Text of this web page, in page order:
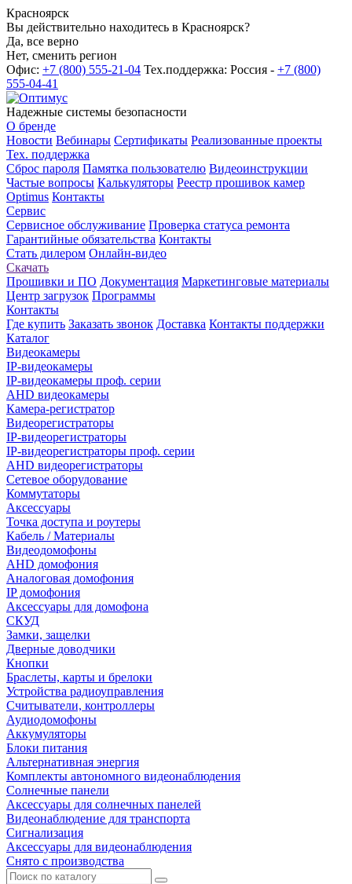
Красноярск
Вы действительно находитесь в Красноярск?
Да, все верно
Нет, сменить регион
Офис: +7 (800) 555-21-04 Тех.поддержка: Россия - +7 (800)
555-04-41
Надежные системы безопасности
О бренде
Новости Вебинары Сертификаты Реализованные проекты
Тех. поддержка
Сброс пароля Памятка пользователю Видеоинструкции
Частые вопросы Калькуляторы Реестр прошивок камер
Optimus Контакты
Сервис
Сервисное обслуживание Проверка статуса ремонта
Гарантийные обязательства Контакты
Стать дилером Онлайн-видео
Скачать
Прошивки и ПО Документация Маркетинговые материалы
Центр загрузок Программы
Контакты
Где купить Заказать звонок Доставка Контакты поддержки
Каталог
Видеокамеры
IP-видеокамеры
IP-видеокамеры проф. серии
AHD видеокамеры
Камера-регистратор
Видеорегистраторы
IP-видеорегистраторы
IP-видеорегистраторы проф. серии
AHD видеорегистраторы
Сетевое оборудование
Коммутаторы
Аксессуары
Точка доступа и роутеры
Кабель / Материалы
Видеодомофоны
AHD домофония
Аналоговая домофония
IP домофония
Аксессуары для домофона
СКУД
Замки, защелки
Дверные доводчики
Кнопки
Браслеты, карты и брелоки
Устройства радиоуправления
Считыватели, контроллеры
Аудиодомофоны
Аккумуляторы
Блоки питания
Альтернативная энергия
Комплекты автономного видеонаблюдения
Солнечные панели
Аксессуары для солнечных панелей
Видеонаблюдение для транспорта
Сигнализация
Аксессуары для видеонаблюдения
Снято с производства